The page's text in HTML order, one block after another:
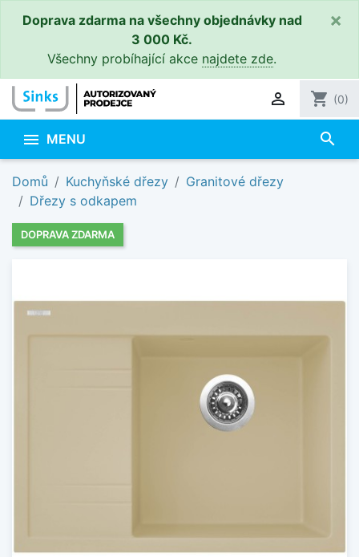
Doprava zdarma na všechny objednávky nad
3 000 Kč.
Všechny probíhající akce najdete zde.
×
 shopping_cart (0)
 MENU search
Domů Kuchyňské dřezy
Granitové dřezy
Dřezy s odkapem
DOPRAVA ZDARMA